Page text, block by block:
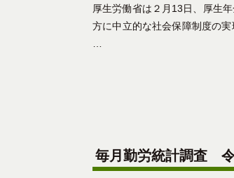
厚生労働省は２月13日、厚生
方に中立的な社会保障制度の
毎月勤労統計調査